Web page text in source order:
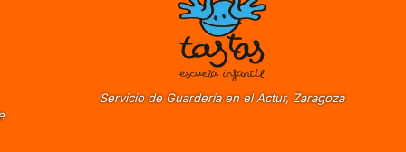
Servicio de Guardería en el Actur, Zaragoza